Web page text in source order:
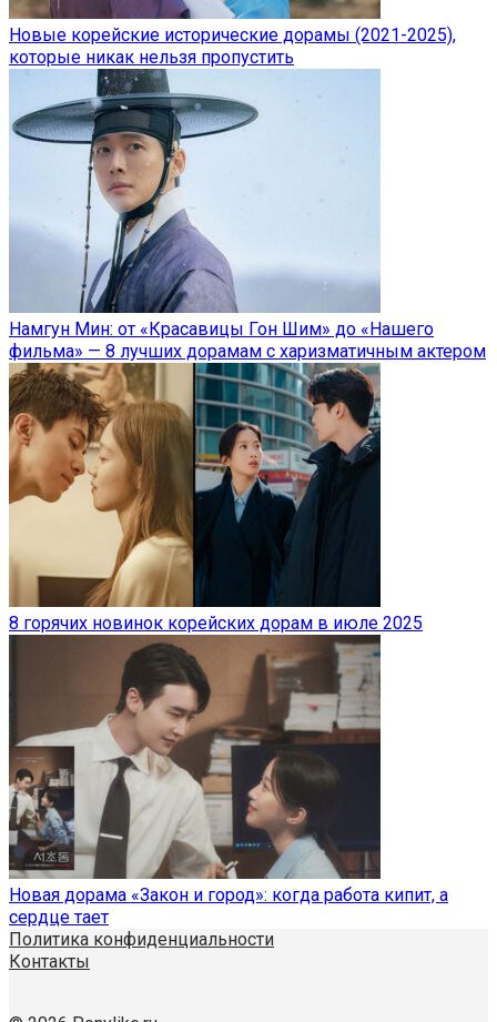
Новые корейские исторические дорамы (2021-2025),
которые никак нельзя пропустить
Намгун Мин: от «Красавицы Гон Шим» до «Нашего
фильма» — 8 лучших дорамам с харизматичным актером
8 горячих новинок корейских дорам в июле 2025
Новая дорама «Закон и город»: когда работа кипит, а
сердце тает
Политика конфиденциальности
Контакты